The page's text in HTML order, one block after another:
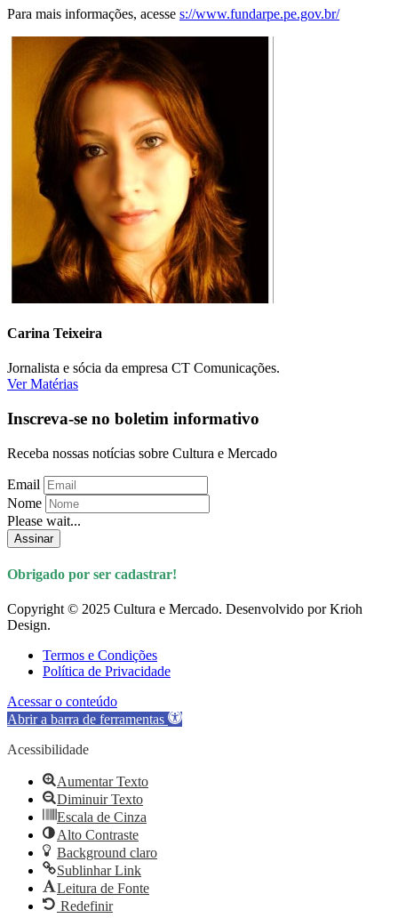
Para mais informações, acesse s://www.fundarpe.pe.gov.br/
Carina Teixeira
Jornalista e sócia da empresa CT Comunicações.
Ver Matérias
Inscreva-se no boletim informativo
Receba nossas notícias sobre Cultura e Mercado
Email
Nome
Please wait...
Assinar
Obrigado por ser cadastrar!
Copyright © 2025 Cultura e Mercado. Desenvolvido por Krioh
Design.
Termos e Condições
Política de Privacidade
Acessar o conteúdo
Abrir a barra de ferramentas
Acessibilidade
Aumentar Texto
Diminuir Texto
Escala de Cinza
Alto Contraste
Background claro
Sublinhar Link
Leitura de Fonte
Redefinir